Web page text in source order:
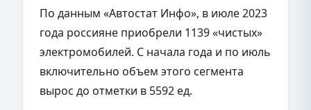
По данным «Автостат Инфо», в июле 2023
года россияне приобрели 1139 «чистых»
электромобилей. С начала года и по июль
включительно объем этого сегмента
вырос до отметки в 5592 ед.